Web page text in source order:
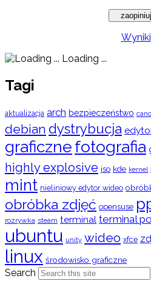
Wyniki
Loading ...
Tagi
aktualizacja arch bezpieczeństwo
debian dystrybucja
graficznefotografia
highly explosive iso kde kernel
mint nieliniowy edytor wideo
obróbka zdjęć opensuse
rozrywka steam terminal terminal
ubuntu unity wideo xfce
linux środowisko graficzne
Search